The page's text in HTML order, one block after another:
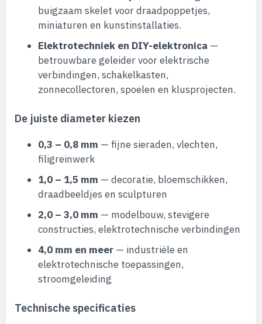
buigzaam skelet voor draadpoppetjes,
miniaturen en kunstinstallaties.
Elektrotechniek en DIY-elektronica —
betrouwbare geleider voor elektrische
verbindingen, schakelkasten,
zonnecollectoren, spoelen en klusprojecten.
De juiste diameter kiezen
0,3 – 0,8 mm — fijne sieraden, vlechten,
filigreinwerk
1,0 – 1,5 mm — decoratie, bloemschikken,
draadbeeldjes en sculpturen
2,0 – 3,0 mm — modelbouw, stevigere
constructies, elektrotechnische verbindingen
4,0 mm en meer — industriële en
elektrotechnische toepassingen,
stroomgeleiding
Technische specificaties